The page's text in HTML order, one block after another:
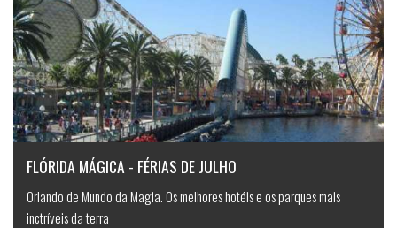
FLÓRIDA MÁGICA - FÉRIAS DE JULHO
Orlando de Mundo da Magia. Os melhores hotéis e os parques mais
inctríveis da terra